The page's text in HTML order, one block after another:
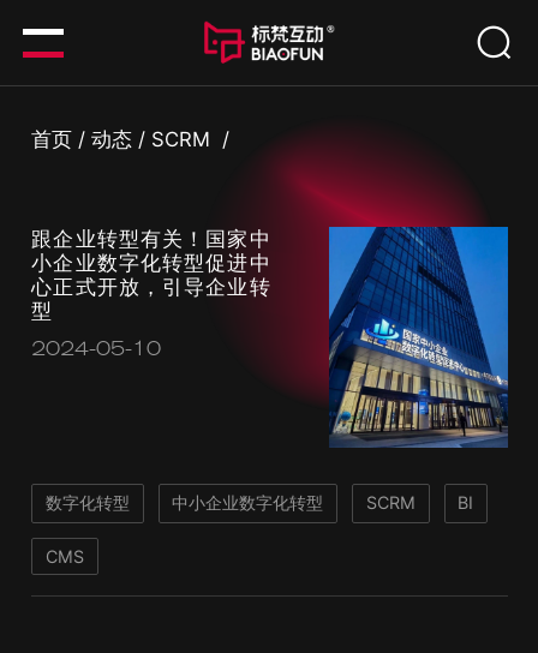
首页 /动态 / SCRM /
跟企业转型有关！国家中
小企业数字化转型促进中
心正式开放，引导企业转
型
2024-05-10
数字化转型 中小企业数字化转型 SCRM BI
CMS